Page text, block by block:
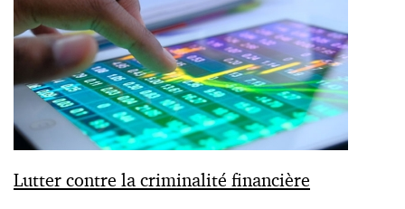
Lutter contre la criminalité financière